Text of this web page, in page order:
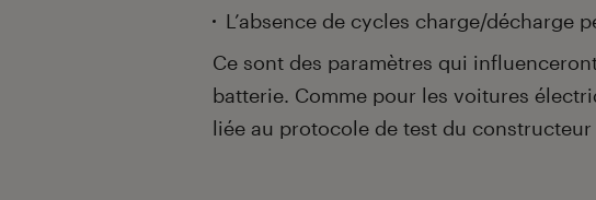
L’absence de cycles charge/décharge
Ce sont des paramètres qui
batterie. Comme pour les voitures
liée au protocole de test du constructeur